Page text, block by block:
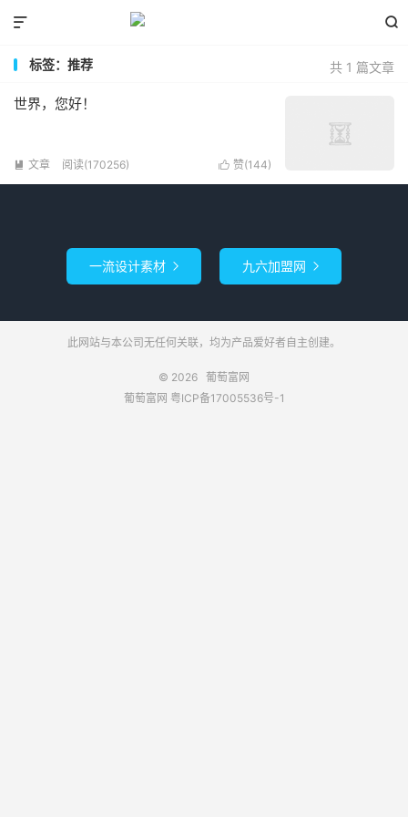


共 1 篇文章
标签：推荐
世界，您好！
 赞(144)
 文章 阅读(170256)
一流设计素材  九六加盟网 
此网站与本公司无任何关联，均为产品爱好者自主创建。
© 2026 葡萄富网
葡萄富网 粤ICP备17005536号-1